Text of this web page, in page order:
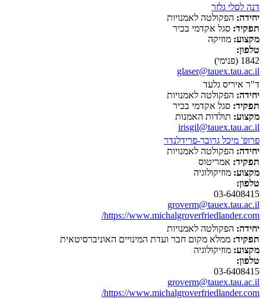
דנה לסלי גלזר
יחידה: הפקולטה לאמנויות
תפקיד: סגל אקדמי בכיר
מקצוע: מוזיקה
טלפון:
1842 (פנימי)
glaser@tauex.tau.ac.il
ד"ר איריס גלעד
יחידה: הפקולטה לאמנויות
תפקיד: סגל אקדמי בכיר
מקצוע: תולדות האמנות
irisgil@tauex.tau.ac.il
פרופ' מיכל גרובר-פרידלנדר
יחידה: הפקולטה לאמנויות
תפקיד: אמריטוס
מקצוע: מוזיקולוגיה
טלפון:
03-6408415
groverm@tauex.tau.ac.il
https://www.michalgroverfriedlander.com/
יחידה: הפקולטה לאמנויות
תפקיד: ממלא מקום חבר ועדת המינויים האוניברסיטאית
מקצוע: מוזיקולוגיה
טלפון:
03-6408415
groverm@tauex.tau.ac.il
https://www.michalgroverfriedlander.com/